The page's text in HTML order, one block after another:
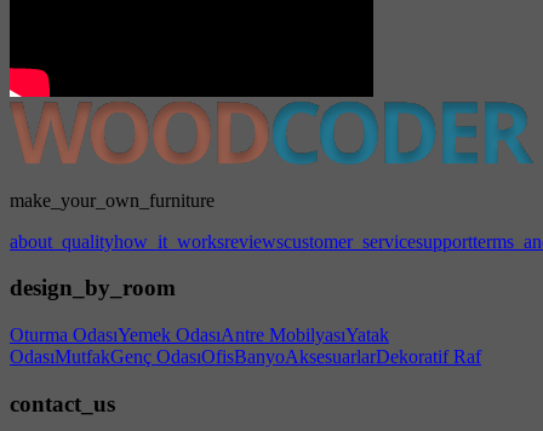
make_your_own_furniture
about_qualityhow_it_worksreviewscustomer_servicesupport
design_by_room
Oturma OdasıYemek OdasıAntre MobilyasıYatak
OdasıMutfakGenç OdasıOfisBanyoAksesuarlarDekoratif Raf
contact_us